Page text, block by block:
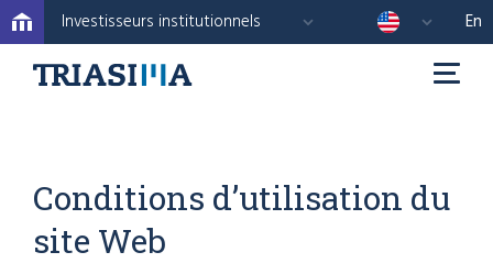
Investisseurs institutionnels En
Conditions d’utilisation du
site Web